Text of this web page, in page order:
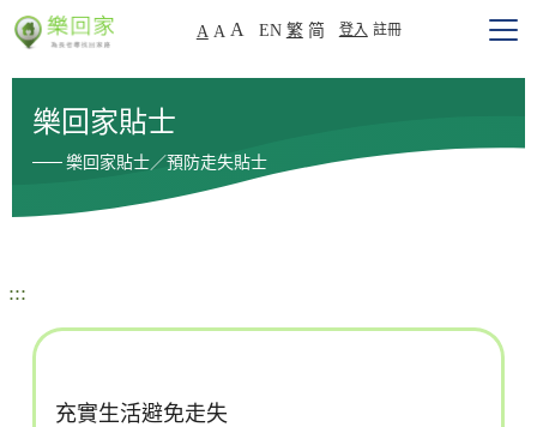
A A A EN 繁 简 登入 註冊
樂回家貼士
樂回家貼士／預防走失貼士
:::
充實生活避免走失